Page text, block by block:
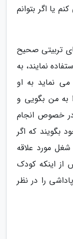
یا اگر بتوانم
تربیتی صحیح
نمایند، به
نماید به او
به من بگویی و
در خصوص انجام
بگویند که اگر
مورد علاقه
از اینکه کودک
را در نظر